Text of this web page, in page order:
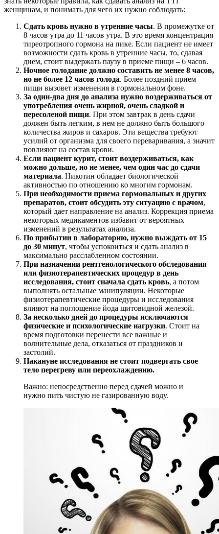
женщинам, и понимать для чего их нужно соблюдать:
Сдать кровь нужно в утренние часы. В промежутке от
8 часов утра до 11 часов утра. В это время концентрация
тиреотропного гормона на пике. Если пациент не имеет
возможности сдать кровь в утренние часы, то, сдавая
днем, стоит выдержать паузу в приеме пищи – 6 часов.
Ночное голодание должно составить не менее 8 часов,
но не более 12 часов голода. Более поздний прием
пищи вызовет изменения в гормональном фоне.
За один-два дня до анализа нужно воздерживаться от
употребления очень жирной, очень сладкой и
пересоленой пищи. При этом завтрак в день сдачи
должен быть легким, в нем не должно быть большого
количества жиров и сахаров. Эти вещества требуют
усилий от организма для своего переваривания, а значит
повлияют на состав крови.
Если пациент курит, стоит воздерживаться, как
можно дольше, но не менее, чем один час до сдачи
материала. Никотин обладает биологической
активностью по отношению ко многим гормонам.
При необходимости приема гормональных и других
препаратов, стоит обсудить эту ситуацию с врачом,
который дает направление на анализ. Коррекция приема
некоторых медикаментов избавит от вероятных
изменений в результатах анализа.
По прибытии в лабораторию, нужно выждать от 15
до 30 минут, чтобы успокоиться и сдать анализ в
максимально расслабленном состоянии.
При назначении рентгенологического обследования
или физиотерапевтических процедур в день
исследования, стоит сначала сдать кровь, а потом
выполнять остальные манипуляции. Некоторые
физиотерапевтические процедуры и исследования
влияют на поглощение йода щитовидной железой.
За несколько дней до процедуры исключаются
физические и психологические нагрузки. Стоит на
время подготовки перенести все важные и
волнительные дела, отказаться от праздников и
застолий.
Накануне исследования не стоит подвергать свое
тело перегреву или переохлаждению.
Важно: непосредственно перед сдачей можно и
нужно пить чистую не газированную воду.